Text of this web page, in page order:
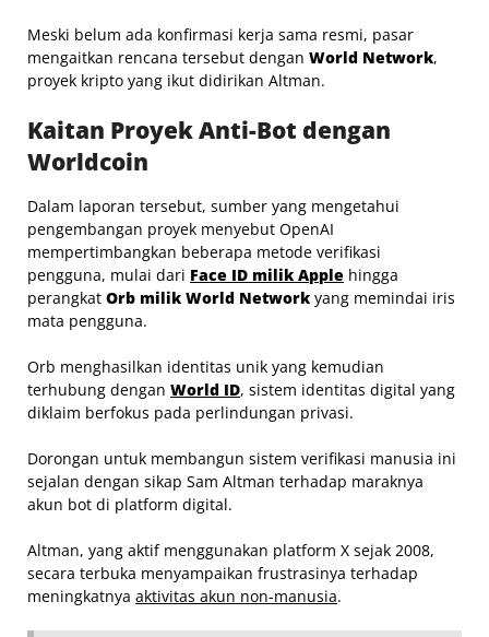
Meski belum ada konfirmasi kerja sama resmi, pasar
mengaitkan rencana tersebut dengan World Network,
proyek kripto yang ikut didirikan Altman.
Kaitan Proyek Anti-Bot dengan
Worldcoin
Dalam laporan tersebut, sumber yang mengetahui
pengembangan proyek menyebut OpenAI
mempertimbangkan beberapa metode verifikasi
pengguna, mulai dari Face ID milik Apple hingga
perangkat Orb milik World Network yang memindai iris
mata pengguna.
Orb menghasilkan identitas unik yang kemudian
terhubung dengan World ID, sistem identitas digital yang
diklaim berfokus pada perlindungan privasi.
Dorongan untuk membangun sistem verifikasi manusia ini
sejalan dengan sikap Sam Altman terhadap maraknya
akun bot di platform digital.
Altman, yang aktif menggunakan platform X sejak 2008,
secara terbuka menyampaikan frustrasinya terhadap
meningkatnya aktivitas akun non-manusia.